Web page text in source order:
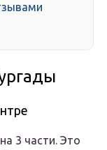
3 части. Это